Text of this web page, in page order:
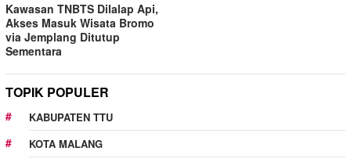
Kawasan TNBTS Dilalap Api,
Akses Masuk Wisata Bromo
via Jemplang Ditutup
Sementara
TOPIK POPULER
KABUPATEN TTU
KOTA MALANG